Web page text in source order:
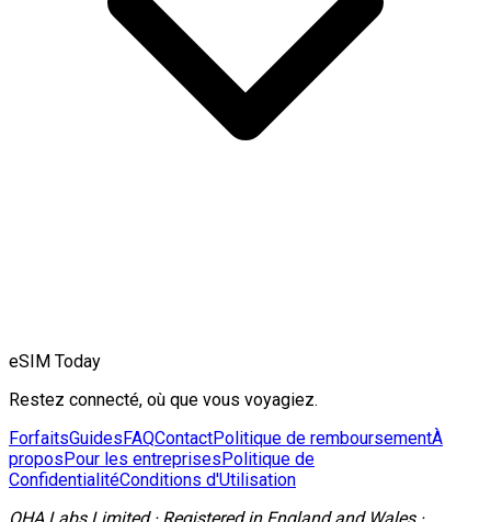
eSIM Today
Restez connecté, où que vous voyagiez.
ForfaitsGuides FAQContactPolitique de remboursementÀ
propos Pour les entreprises Politique de
ConfidentialitéConditions d'Utilisation